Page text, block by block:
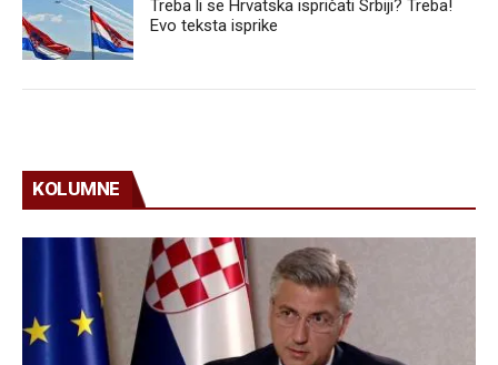
Treba li se Hrvatska ispričati Srbiji? Treba!
Evo teksta isprike
KOLUMNE